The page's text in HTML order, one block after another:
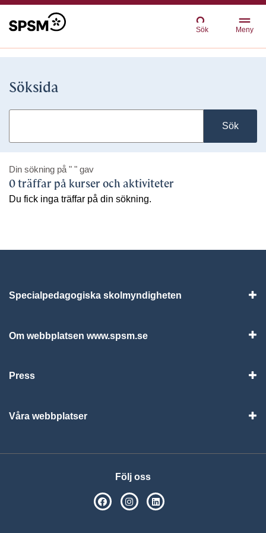
Sök Meny
Söksida
Sök
Din sökning på " " gav
0 träffar på kurser och aktiviteter
Du fick inga träffar på din sökning.
Specialpedagogiska skolmyndigheten
Om webbplatsen www.spsm.se
Press
Våra webbplatser
Följ oss
SPSM på Facebook
SPSM på Instagram